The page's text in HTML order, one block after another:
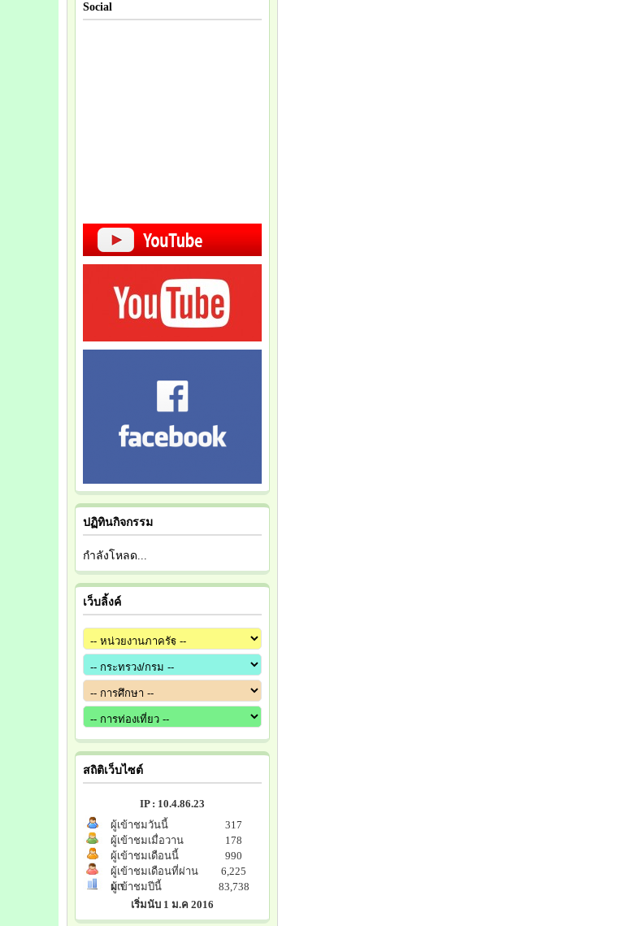
Social
ปฏิทินกิจกรรม
กำลังโหลด...
เว็บลิ้งค์
สถิติเว็บไซต์
IP : 10.4.86.23
ผู้เข้าชมวันนี้
317
ผู้เข้าชมเมื่อวาน
178
ผู้เข้าชมเดือนนี้
990
ผู้เข้าชมเดือนที่ผ่าน
มา
6,225
ผู้เข้าชมปีนี้
83,738
เริ่มนับ 1 ม.ค 2016